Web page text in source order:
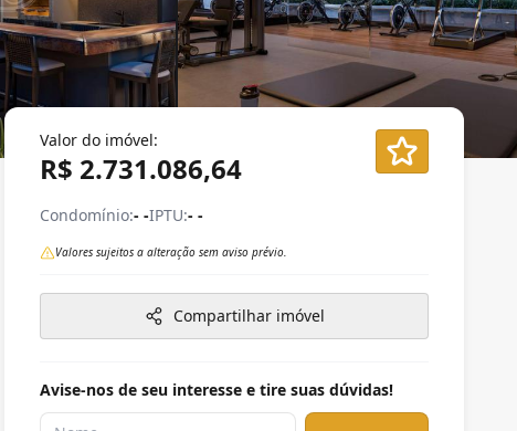
Valor do imóvel:
R$ 2.731.086,64
Condomínio:- -IPTU:- -
Valores sujeitos a alteração sem aviso prévio.
Compartilhar imóvel
Avise-nos de seu interesse e tire suas dúvidas!